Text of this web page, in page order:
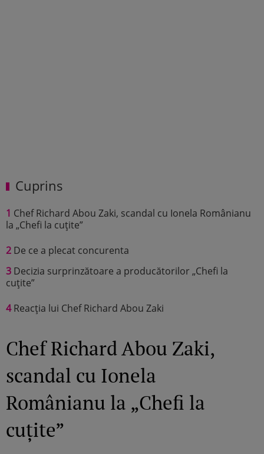
Cuprins
1 Chef Richard Abou Zaki, scandal cu Ionela Românianu
la „Chefi la cuțite”
2 De ce a plecat concurenta
3 Decizia surprinzătoare a producătorilor „Chefi la
cuțite”
4Reacția lui Chef Richard Abou Zaki
Chef Richard Abou Zaki,
scandal cu Ionela
Românianu la „Chefi la
cuțite”